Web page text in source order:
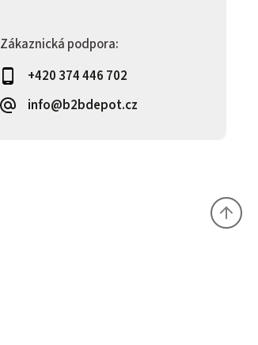
Zákaznická podpora:
+420 374 446 702
info@b2bdepot.cz